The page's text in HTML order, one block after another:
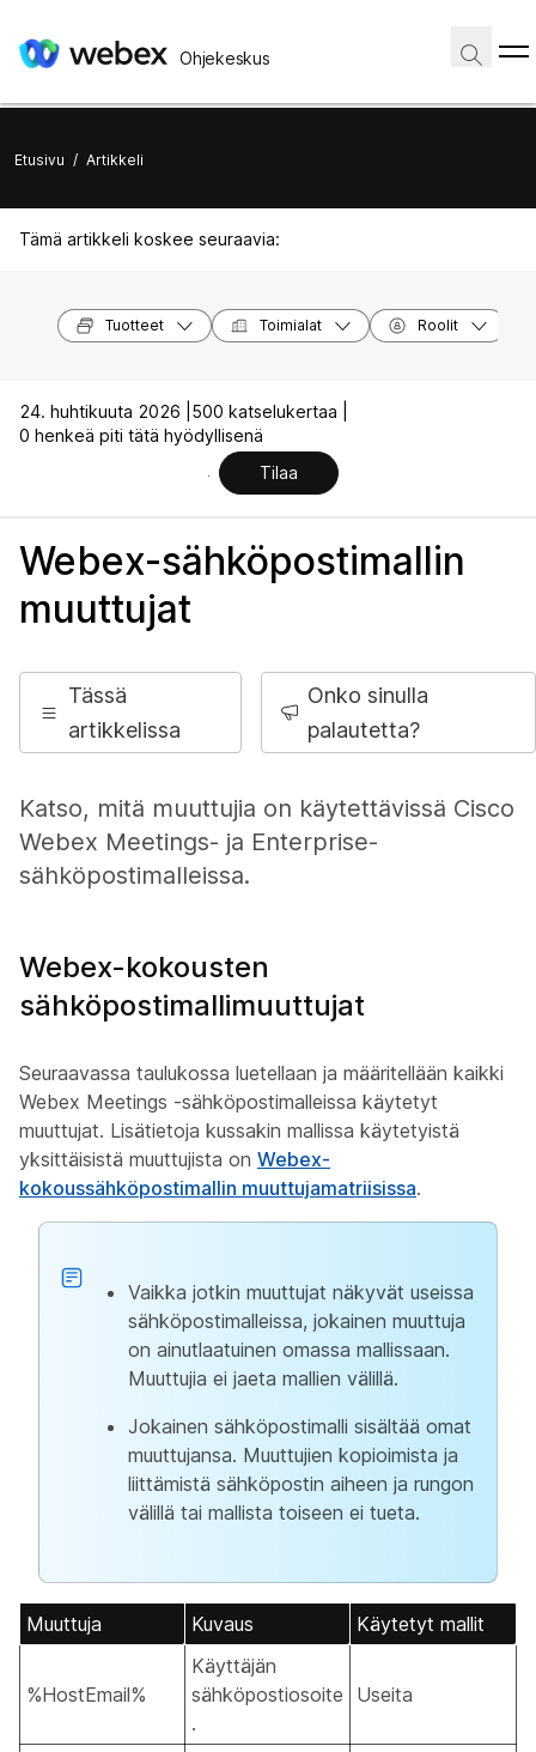
Ohjekeskus
Etusivu / Artikkeli
Tämä artikkeli koskee seuraavia:
Tuotteet Toimialat Roolit
24. huhtikuuta 2026 | 500 katselukertaa |
0 henkeä piti tätä hyödyllisenä
Tilaa
Webex-sähköpostimallin
muuttujat
Tässä
artikkelissa
Onko sinulla
palautetta?
Katso, mitä muuttujia on käytettävissä Cisco
Webex Meetings- ja Enterprise-
sähköpostimalleissa.
Webex-kokousten
sähköpostimallimuuttujat
Seuraavassa taulukossa luetellaan ja määritellään kaikki
Webex Meetings -sähköpostimalleissa käytetyt
muuttujat. Lisätietoja kussakin mallissa käytetyistä
yksittäisistä muuttujista on Webex-
kokoussähköpostimallin muuttujamatriisissa.
Vaikka jotkin muuttujat näkyvät useissa
sähköpostimalleissa, jokainen muuttuja
on ainutlaatuinen omassa mallissaan.
Muuttujia ei jaeta mallien välillä.
Jokainen sähköpostimalli sisältää omat
muuttujansa. Muuttujien kopioimista ja
liittämistä sähköpostin aiheen ja rungon
välillä tai mallista toiseen ei tueta.
Muuttuja Kuvaus Käytetyt mallit
%HostEmail%
Käyttäjän
sähköpostiosoite
.
Useita